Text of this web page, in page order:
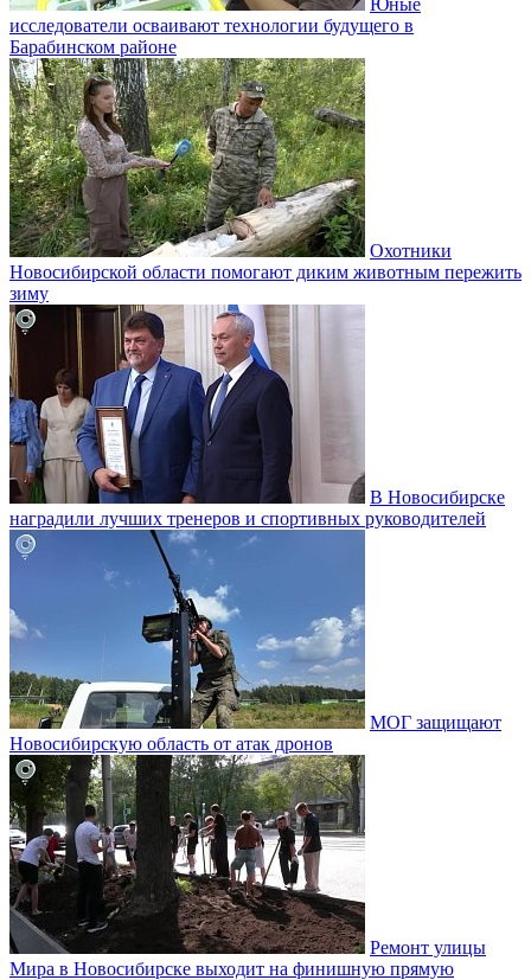
исследователи осваивают технологии будущего в
Барабинском районе
Охотники
Новосибирской области помогают диким животным пережить
зиму
В Новосибирске
наградили лучших тренеров и спортивных руководителей
МОГ защищают
Новосибирскую область от атак дронов
Ремонт улицы
Мира в Новосибирске выходит на финишную прямую